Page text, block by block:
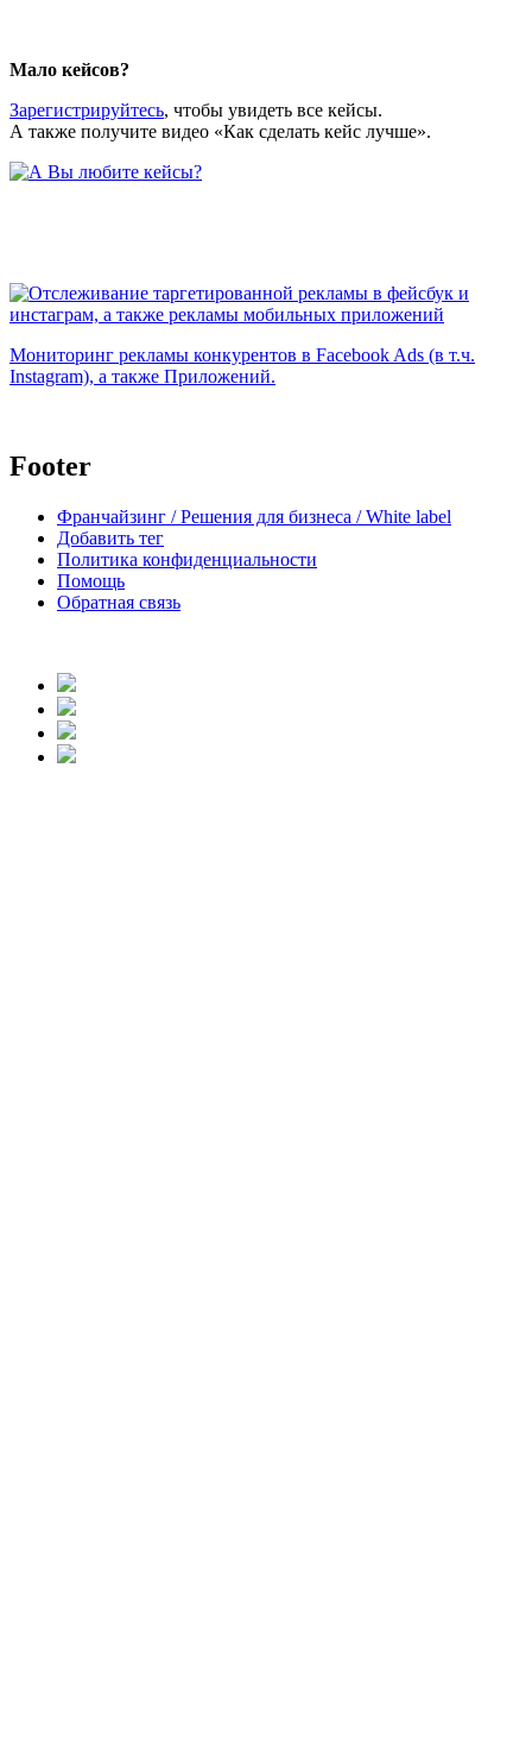
Мало кейсов?
Зарегистрируйтесь, чтобы увидеть все кейсы.
А также получите видео «Как сделать кейс лучше».
Мониторинг рекламы конкурентов в Facebook Ads (в т.ч.
Instagram), а также Приложений.
Footer
Франчайзинг / Решения для бизнеса / White label
Добавить тег
Политика конфиденциальности
Помощь
Обратная связь